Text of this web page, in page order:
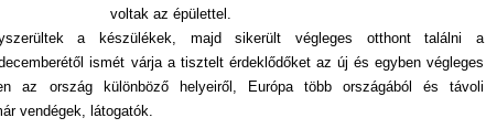
voltak az épülettel.
a készülékek, majd sikerült végleges otthont találni a
ismét várja a tisztelt érdeklődőket az új és egyben végleges
az ország különböző helyeiről, Európa több országából és távoli
vendégek, látogatók.